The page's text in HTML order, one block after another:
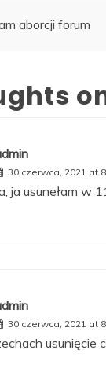
aborcji forum
30 czerwca, 2021 at
ja usunełam w
30 czerwca, 2021 at
usunięcie